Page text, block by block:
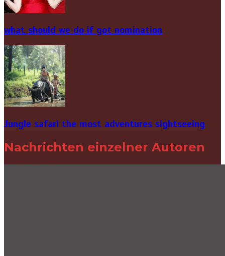
what should we do if got nomination
Jungle safari the most adventures sightseeing
Nachrichten einzelner Autoren